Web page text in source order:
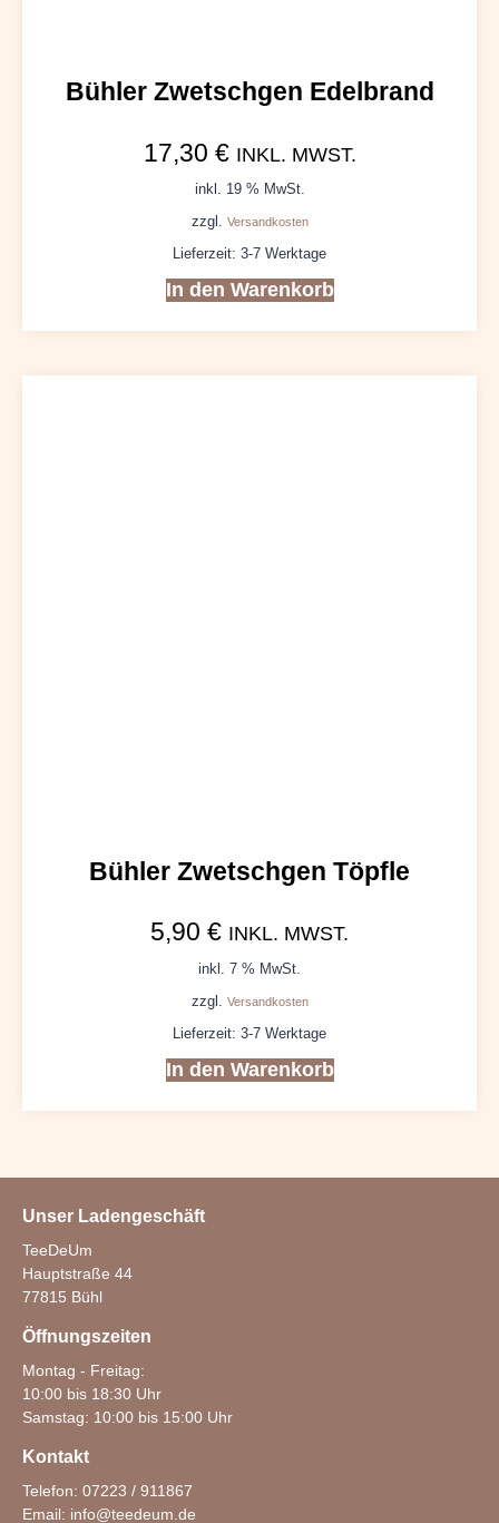
Bühler Zwetschgen Edelbrand
17,30 € INKL. MWST.
inkl. 19 % MwSt.
zzgl. Versandkosten
Lieferzeit: 3-7 Werktage
In den Warenkorb
Bühler Zwetschgen Töpfle
5,90 € INKL. MWST.
inkl. 7 % MwSt.
zzgl. Versandkosten
Lieferzeit: 3-7 Werktage
In den Warenkorb
Unser Ladengeschäft
TeeDeUm
Hauptstraße 44
77815 Bühl
Öffnungszeiten
Montag - Freitag:
10:00 bis 18:30 Uhr
Samstag: 10:00 bis 15:00 Uhr
Kontakt
Telefon: 07223 / 911867
Email: info@teedeum.de